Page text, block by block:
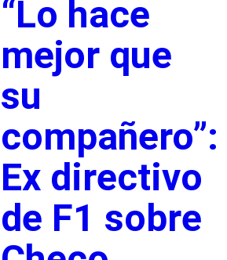
“Lo hace
mejor que
su
compañero”:
Ex directivo
de F1 sobre